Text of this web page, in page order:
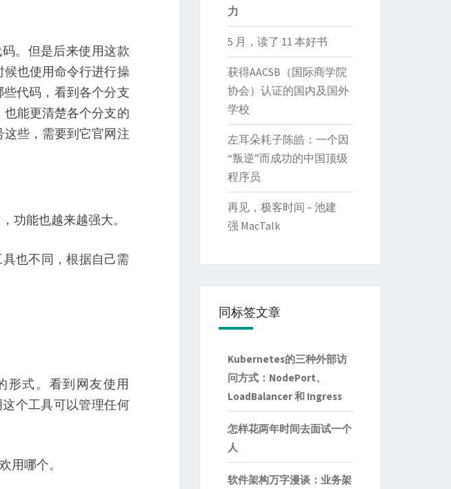
。但是后来使用这款
也使用命令行进行操
代码，看到各个分支
能更清楚各个分支的
些，需要到它官网注
功能也越来越强大。
也不同，根据自己需
形式。看到网友使用
个工具可以管理任何
用哪个。
力
5 月，读了 11 本好书
获得AACSB（国际商学院
协会）认证的国内及国外
学校
左耳朵耗子陈皓：一个因
“叛逆”而成功的中国顶级
程序员
再见，极客时间 – 池建
强 MacTalk
同标签文章
Kubernetes的三种外部访
问方式：NodePort、
LoadBalancer 和 Ingress
怎样花两年时间去面试一个
人
软件架构万字漫谈：业务架